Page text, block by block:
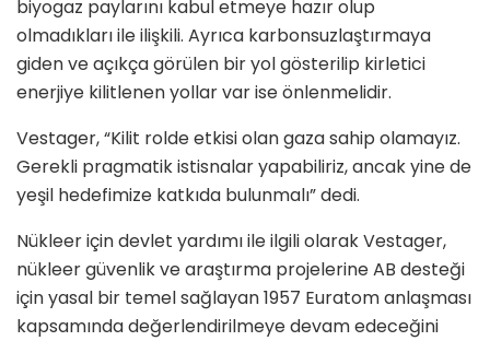
biyogaz paylarını kabul etmeye hazır olup
olmadıkları ile ilişkili. Ayrıca karbonsuzlaştırmaya
giden ve açıkça görülen bir yol gösterilip kirletici
enerjiye kilitlenen yollar var ise önlenmelidir.
Vestager, “Kilit rolde etkisi olan gaza sahip olamayız.
Gerekli pragmatik istisnalar yapabiliriz, ancak yine de
yeşil hedefimize katkıda bulunmalı” dedi.
Nükleer için devlet yardımı ile ilgili olarak Vestager,
nükleer güvenlik ve araştırma projelerine AB desteği
için yasal bir temel sağlayan 1957 Euratom anlaşması
kapsamında değerlendirilmeye devam edeceğini